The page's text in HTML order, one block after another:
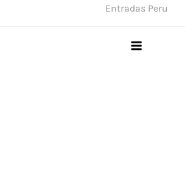
Entradas Peru